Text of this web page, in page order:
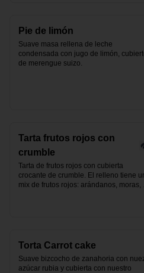
Pie de limón
Suave masa rellena de leche
condensada con jugo de limón,
de merengue suizo.
Tarta frutos rojos con
crumble
Tarta de frutos rojos con cubierta
crocante de crumble. El relleno tiene
mix de frutos rojos: arándanos, moras,
Torta Carrot cake
Suave bizcocho de zanahoria con
azúcar rubia y cubierta con nuestro